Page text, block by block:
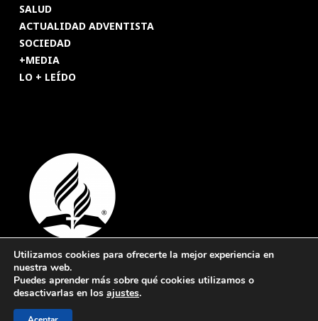
SALUD
ACTUALIDAD ADVENTISTA
SOCIEDAD
+MEDIA
LO + LEÍDO
© 2026 Revista Adventista de España. UICASDE. Derechos
reservados.
Utilizamos cookies para ofrecerte la mejor experiencia en
nuestra web.
Puedes aprender más sobre qué cookies utilizamos o
desactivarlas en los ajustes.